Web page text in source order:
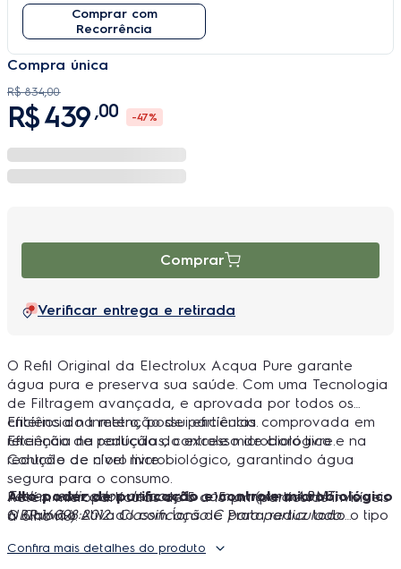
Comprar com
Recorrência
Compra única
R$ 834,00
R$439 ,00 -47%
Comprar
Verificar entrega e retirada
O Refil Original da Electrolux Acqua Pure garante
água pura e preserva sua saúde. Com uma Tecnologia
de Filtragem avançada, e aprovada por todos os
critérios do Inmetro, possui eficiência comprovada em
retenção de partículas, controle microbiológico e na
redução de cloro livre.
Alto poder de purificação e controle microbiológico
O Carvão Ativado com Íons de Prata reduz todo o tipo
areia, ferrugem, algas e fungos. Também inibe o
Eficiência na retenção de partículas.
Eficiência na redução do excesso de cloro livre.
Controle de nível microbiológico, garantindo água
segura para o consumo.
Retém micropartículas de 5 a 15 µm (partículas invisíveis
a olho nu).
Testes realizados de acordo com a norma ABNT
NBR:16098:2012. Classificação C para particulado.
Vida útil
Confira mais detalhes do produto